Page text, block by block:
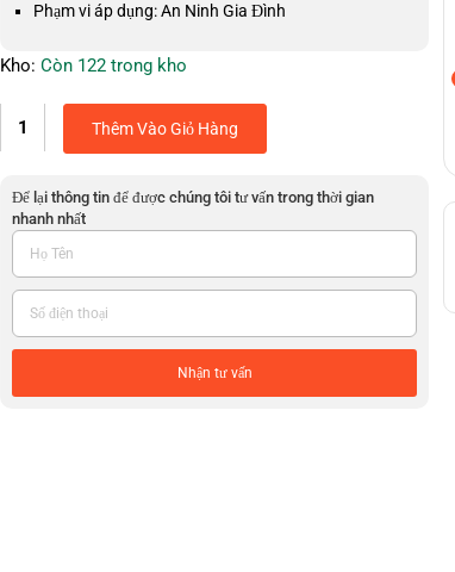
Phạm vi áp dụng: An Ninh Gia Đình
Kho:Còn 122 trong kho
Thêm Vào Giỏ Hàng
Để lại thông tin để được chúng tôi tư vấn trong thời gian
nhanh nhất
Nhận tư vấn